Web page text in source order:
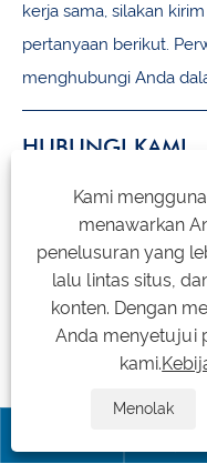
kerja sama, silakan
pertanyaan berikut.
menghubungi Anda
HUBUNGI KAMI
+86-18105956815
inquiry@qzmachine.com
No.777, Kota Zhangban,
Hak Cipta © 2024
Kami
menawarkan
penelusuran yang
lalu lintas situs,
konten. Dengan
Anda menyetujui
kami.
Menolak